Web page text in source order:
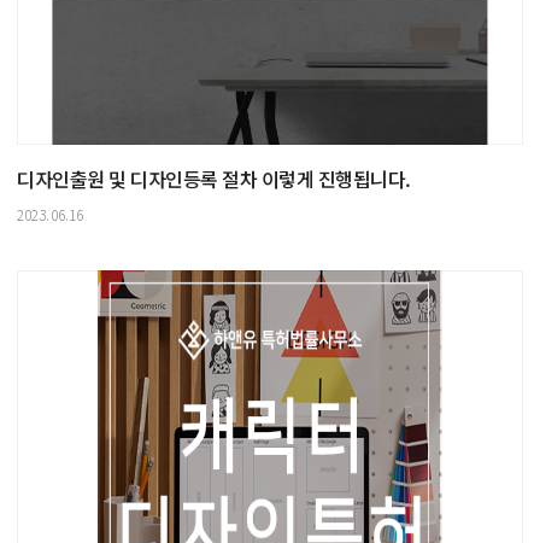
디자인출원 및 디자인등록 절차 이렇게 진행됩니다.
2023.06.16